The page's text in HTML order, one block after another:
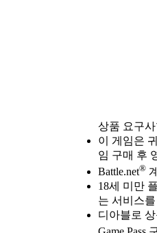
상품 요구
이 게임은
임 구매 후
Battle.net®
18세 미만
는 서비스
디아블로